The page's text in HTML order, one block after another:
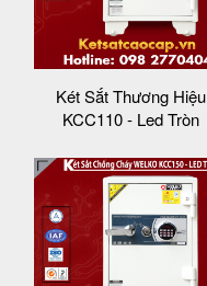
Két Sắt Thương Hiệu
KCC110 - Led Tròn